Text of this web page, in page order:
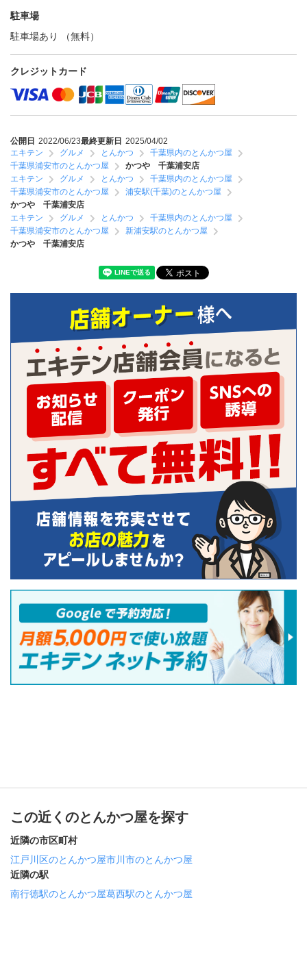
駐車場
駐車場あり （無料）
クレジットカード
公開日 2022/06/23最終更新日 2025/04/02
エキテン
グルメ とんかつ
千葉県内のとんかつ屋
千葉県浦安市のとんかつ屋
かつや 千葉浦安店
エキテン
グルメ とんかつ
千葉県内のとんかつ屋
千葉県浦安市のとんかつ屋
浦安駅(千葉)のとんかつ屋
かつや 千葉浦安店
エキテン
グルメ とんかつ
千葉県内のとんかつ屋
千葉県浦安市のとんかつ屋
新浦安駅のとんかつ屋
かつや 千葉浦安店
この近くのとんかつ屋を探す
近隣の市区町村
江戸川区のとんかつ屋市川市のとんかつ屋
近隣の駅
南行徳駅のとんかつ屋葛西駅のとんかつ屋